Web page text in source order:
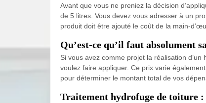
Avant que vous ne preniez la décision
de 5 litres. Vous devez vous adresser à un
produit doit être ajouté le coût de la main-
Qu’est-ce qu’il faut absolument
Si vous avez comme projet la réalisation
voulez faire appliquer. Ce prix varie
pour déterminer le montant total de vos
Traitement hydrofuge de toiture :